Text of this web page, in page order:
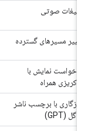
تبلیغات صوتی
تغییر مسیرهای گسترده
درخواست نمایش با
خاکریزی همراه
سازگاری با برچسب ناشر